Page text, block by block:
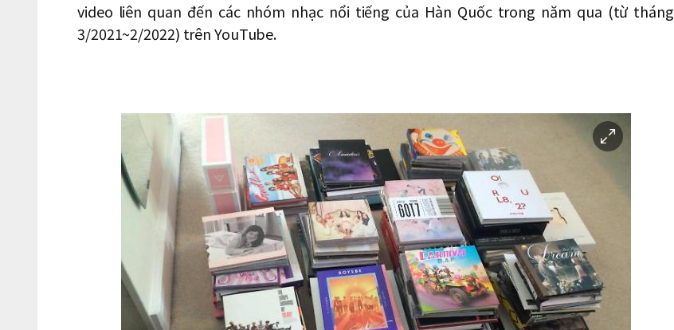
video liên quan đến các nhóm nhạc nổi tiếng của Hàn Quốc trong năm qua (từ tháng
3/2021~2/2022) trên YouTube.
이
미